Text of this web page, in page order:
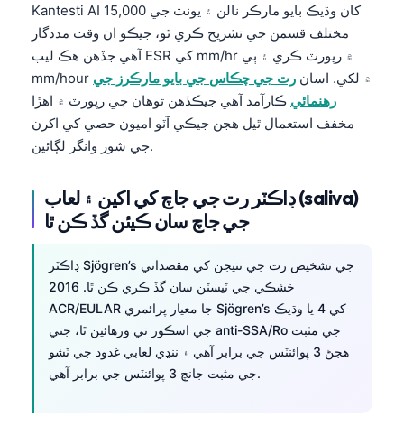
Kantesti AI 15,000 کان وڌيڪ بايو مارڪر نالن ۽ يونٽ جي
مختلف قسمن جي تشريح ڪري ٿو، جيڪو ان وقت مددگار
آهي جڏهن هڪ ليب ESR کي mm/hr ۾ رپورٽ ڪري ۽ ٻي
mm/hour ۾ لکي. اسان رت جي چڪاس جي بايو مارڪرز جي
رهنمائي ڪارآمد آهي جيڪڏهن توهان جي رپورٽ ۾ اهڙا
مخفف استعمال ٿيل هجن جيڪي آٽو اميون حصي کي اکرن
جي شور وانگر لڳائين.
ڊاڪٽر رت جي جاچ کي اکين ۽ لعاب (saliva)
جي جاچ سان ڪيئن گڏ ڪن ٿا
ڊاڪٽر Sjögren’s جي تشخيص رت جي نتيجن کي مقصداتي
خشڪي جي ٽيسٽن سان گڏ ڪري ڪن ٿا. 2016
ACR/EULAR جا معيار پرائمري Sjögren’s کي 4 يا وڌيڪ
جي اسڪور تي ورهائين ٿا، جتي anti-SSA/Ro جي مثبت
هجڻ 3 پوائنٽس جي برابر آهي ۽ ننڍي لعابي غدود جي ٽشو
جي مثبت جانچ 3 پوائنٽس جي برابر آهي.
Čeština
ქართული
Русский
Lietuvių kalba
Polski
한국어
Slovenščina
Shqip
বাংলা
اردو
తెలుగు